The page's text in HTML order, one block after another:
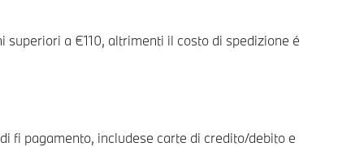
superiori a €110, altrimenti il costo di spedizione é
fi pagamento, includese carte di credito/debito e